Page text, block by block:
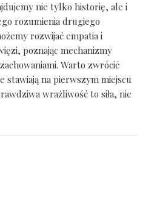
nie tylko historię, ale i
rozumienia drugiego
rozwijać empatia i
poznając mechanizmy
Warto zwrócić
stawiają na pierwszym miejscu
wrażliwość to siła, nie